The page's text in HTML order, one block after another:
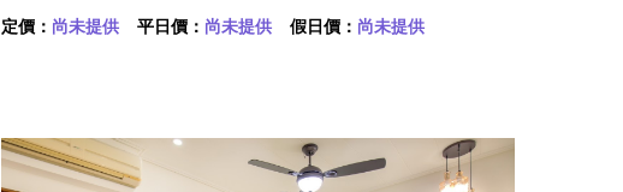
定價： 尚未提供 平日價： 尚未提供 假日價： 尚未提供